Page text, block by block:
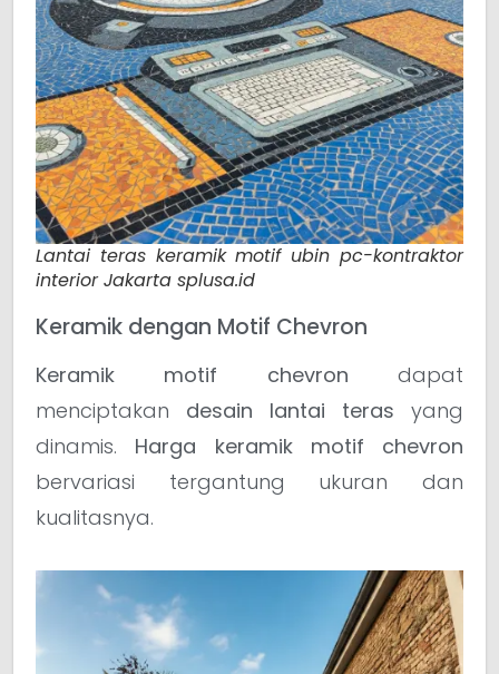
Lantai teras keramik motif ubin pc-kontraktor
interior Jakarta splusa.id
Keramik dengan Motif Chevron
Keramik motif chevron dapat
menciptakan desain lantai teras yang
dinamis. Harga keramik motif chevron
bervariasi tergantung ukuran dan
kualitasnya.